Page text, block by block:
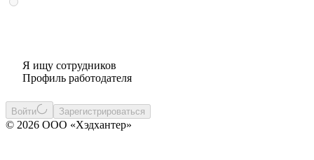
Я ищу сотрудников
Профиль работодателя
Войти Зарегистрироваться
© 2026 ООО «Хэдхантер»